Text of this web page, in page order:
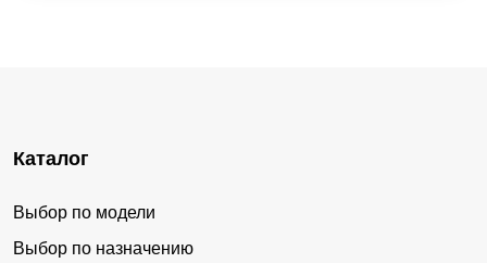
Каталог
Выбор по модели
Выбор по назначению